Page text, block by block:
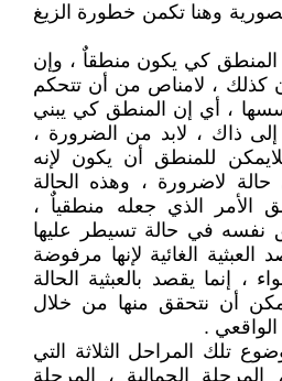
وهنا تكمن خطورة الزيغ
كي يكون منطقاٌ ، وإن
كذلك ، لامناص من أن تتحكم
، أي إن المنطق كي يبني
ذاك ، لابد من الضرورة ،
للمنطق أن يكون لإنه
حالة لاضرورة ، وهذه الحالة
الذي جعله منطقياٌ ،
في حالة تسيطر عليها
العبثية الغائية لإنها مرفوضة
إنما يقصد بالعبثية الحالة
يمكن أن نتحقق منها من خلال
الواقعي .
تلك المراحل الثلاثة التي
المرحلة الجمالية ، المرحلة